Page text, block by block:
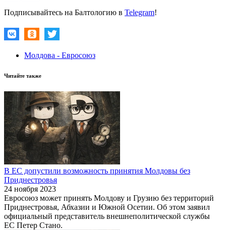
Подписывайтесь на Балтологию в Telegram!
Молдова - Евросоюз
Читайте также
В ЕС допустили возможность принятия Молдовы без
Приднестровья
24 ноября 2023
Евросоюз может принять Молдову и Грузию без территорий
Приднестровья, Абхазии и Южной Осетии. Об этом заявил
официальный представитель внешнеполитической службы
ЕС Петер Стано.